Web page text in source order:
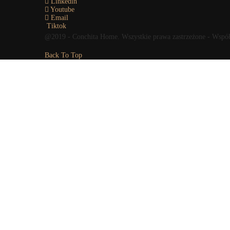
Youtube
Email
Tiktok
@2019 - Conchita Home. Wszystkie prawa zastrzeżone -
Back To Top